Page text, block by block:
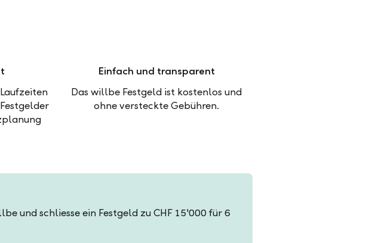
Einfach und transparent
Das willbe Festgeld ist kostenlos und
ohne versteckte Gebühren.
und schliesse ein Festgeld zu CHF 15'000 für 6